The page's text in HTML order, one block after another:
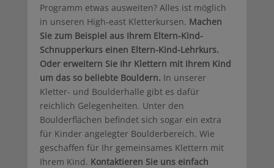
Programm etwas ausweiten? Alles ist möglich
in unseren High-east Kletterkursen. Machen
Sie zum Beispiel aus Ihrem Eltern-Kind-
Schnupperkurs einen Eltern-Kind-Lehrkurs.
Oder erweitern Sie Ihr Klettern mit Ihrem Kind
um das so beliebte Bouldern. In unserer
Kletter- und Boulderhalle gibt es dafür
reichlich Gelegenheiten. Unter den
Boulderflächen befindet sich sogar ein extra
für Kinder angelegter Boulderbereich. Wie
geschaffen für Ihr gemeinsames Klettern mit
Ihrem Kind. Kontaktieren Sie uns einfach